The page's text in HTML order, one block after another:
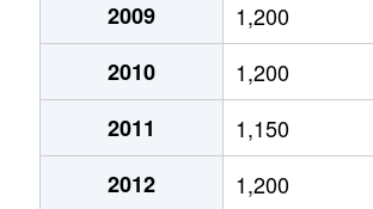
北８条東
390万円
北８条東
300万円
北８条東
3,000万円
北８条東
2,600万円
2009
1,200
2010
1,200
2011
1,150
2012
1,200